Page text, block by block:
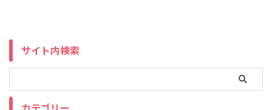
サイト内検索